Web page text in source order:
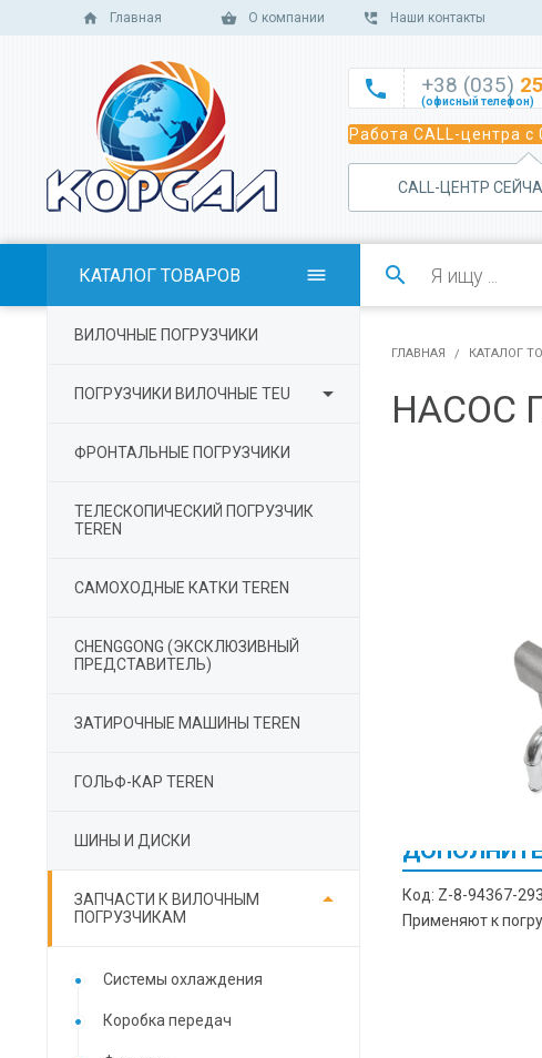
Главная О компании Наши контакты
 +38 (035)
(офисный телефон)

(офисный телефон)
 (офисный телефон)


Работа CALL-центра
САLL-ЦЕНТР
КАТАЛОГ ТОВАРОВ 
ВИЛОЧНЫЕ ПОГРУЗЧИКИ
ПОГРУЗЧИКИ ВИЛОЧНЫЕ TEU 
ФРОНТАЛЬНЫЕ ПОГРУЗЧИКИ
ТЕЛЕСКОПИЧЕСКИЙ ПОГРУЗЧИК
TEREN
САМОХОДНЫЕ КАТКИ TEREN
СHENGGONG (ЭКСКЛЮЗИВНЫЙ
ПРЕДСТАВИТЕЛЬ)
ЗАТИРОЧНЫЕ МАШИНЫ TEREN
ГОЛЬФ-КАР TEREN
ШИНЫ И ДИСКИ
ЗАПЧАСТИ К ВИЛОЧНЫМ
ПОГРУЗЧИКАМ

Cистемы охлаждения
Коробка передач
ГЛАВНАЯ КАТАЛОГ
НАСОС
Код: Z-8-94367-
Применяют к